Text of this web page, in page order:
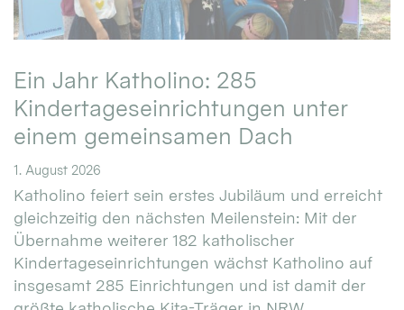
Ein Jahr Katholino: 285
Kindertageseinrichtungen unter
einem gemeinsamen Dach
1. August 2026
Katholino feiert sein erstes Jubiläum und erreicht
gleichzeitig den nächsten Meilenstein: Mit der
Übernahme weiterer 182 katholischer
Kindertageseinrichtungen wächst Katholino auf
insgesamt 285 Einrichtungen und ist damit der